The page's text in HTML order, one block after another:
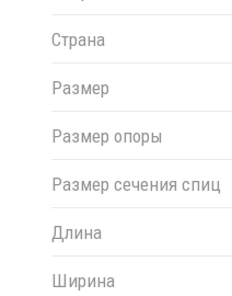
Страна
Размер
Размер опоры
Размер сечения спиц
Длина
Ширина